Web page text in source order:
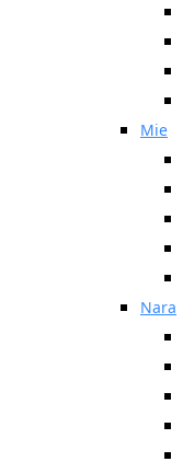
Mie
Nara